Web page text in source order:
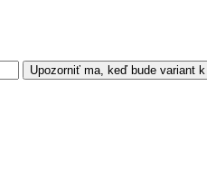
Upozorniť ma, keď bude variant